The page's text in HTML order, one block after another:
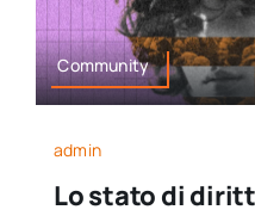
Community
admin
Lo stato di